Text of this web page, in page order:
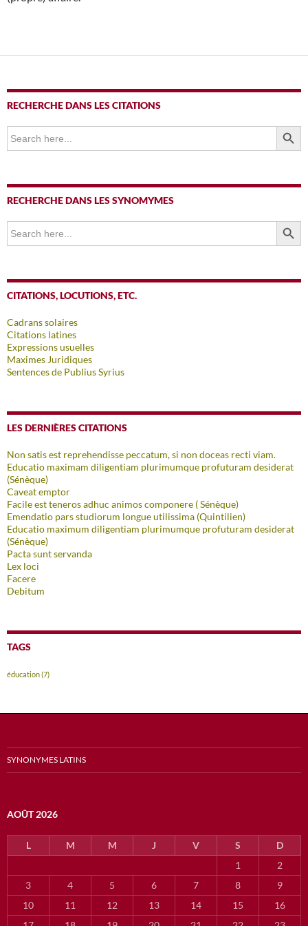
RECHERCHE DANS LES CITATIONS
Search
for:
SEARCH
RECHERCHE DANS LES SYNOMYMES
Search
for:
SEARCH
CITATIONS, LOCUTIONS, ETC.
Cadrans solaires
Citations latines
Expressions usuelles
Maximes Juridiques
Sentences de Publius Syrius
LES DERNIÈRES CITATIONS
Non satis est reprehendisse peccatum, si non doceas recti viam.
Educatio maximam diligentiam plurimumque profuturam desiderat
(Sénèque)
Caveat emptor
Facile est teneros adhuc animos componere ( Sénèque)
Emendatio pars studiorum longue utilissima (Quintilien)
Educatio maximum diligentiam plurimumque profuturam desiderat
(Sénèque)
Pacta sunt servanda
Lex loci
Facere
Debitum
TAGS
éducation(7)
SYNONYMES LATINS
AOÛT 2026
L M M J V S
D
1
2
3
4 5 6 7 8
9
10
11 12 13 14 15
16